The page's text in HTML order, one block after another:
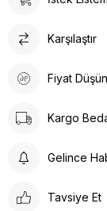
Karşılaştır
Fiyat
Kargo
Gelince
Tavsiye Et